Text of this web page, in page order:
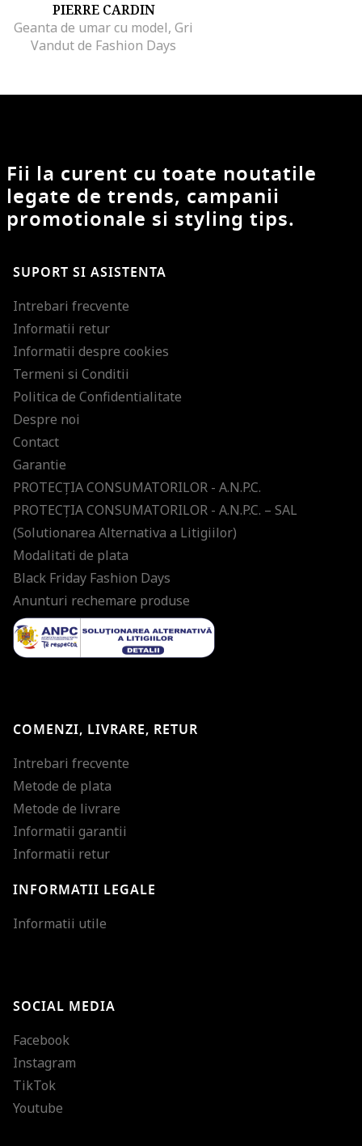
PIERRE CARDIN
Geanta de umar cu model, Gri
Vandut de Fashion Days
Fii la curent cu toate noutatile
legate de trends, campanii
promotionale si styling tips.
SUPORT SI ASISTENTA
Intrebari frecvente
Informatii retur
Informatii despre cookies
Termeni si Conditii
Politica de Confidentialitate
Despre noi
Contact
Garantie
PROTECŢIA CONSUMATORILOR - A.N.P.C.
PROTECŢIA CONSUMATORILOR - A.N.P.C. – SAL
(Solutionarea Alternativa a Litigiilor)
Modalitati de plata
Black Friday Fashion Days
Anunturi rechemare produse
COMENZI, LIVRARE, RETUR
Intrebari frecvente
Metode de plata
Metode de livrare
Informatii garantii
Informatii retur
INFORMATII LEGALE
Informatii utile
SOCIAL MEDIA
Facebook
Instagram
TikTok
Youtube